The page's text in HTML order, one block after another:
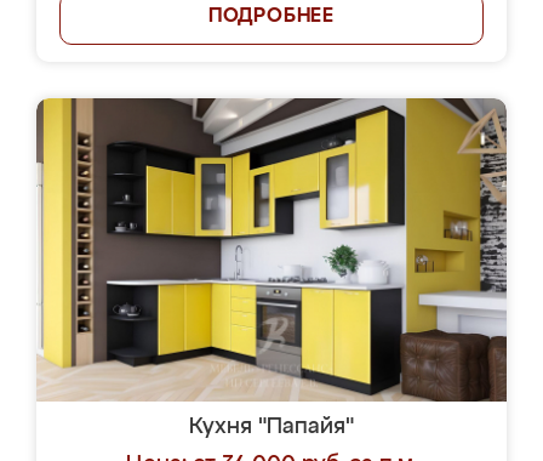
ПОДРОБНЕЕ
Кухня "Папайя"